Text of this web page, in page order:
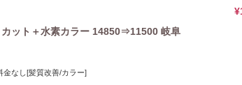
カット＋水素カラー 14850⇒11500 岐阜
金なし[髪質改善/カラー]